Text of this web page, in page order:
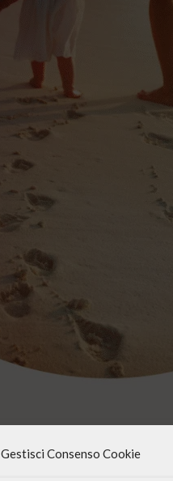
Gestisci Consenso Cookie